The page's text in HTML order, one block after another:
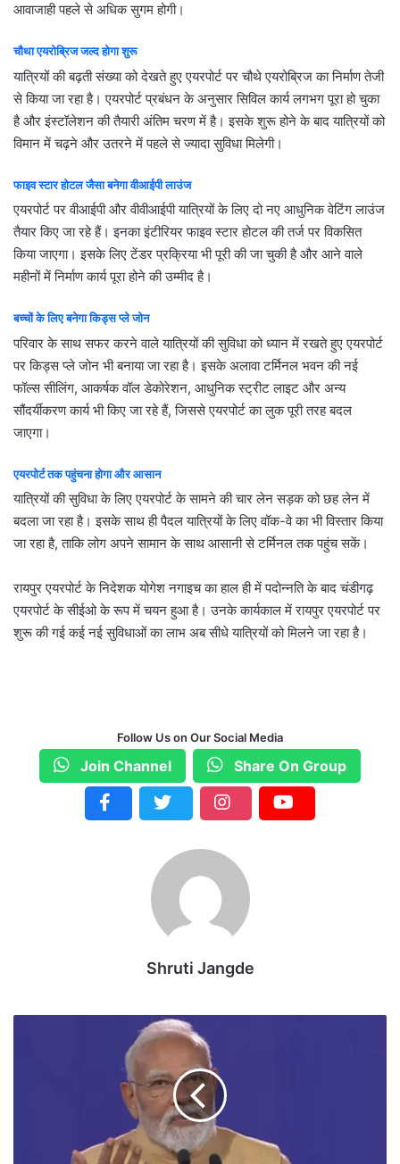
आवाजाही पहले से अधिक सुगम होगी।
चौथाएयरोब्रिजजल्दहोगाशुरू
यात्रियों की बढ़ती संख्या को देखते हुए एयरपोर्ट पर चौथे एयरोब्रिज का निर्माण तेजी
से किया जा रहा है। एयरपोर्ट प्रबंधन के अनुसार सिविल कार्य लगभग पूरा हो चुका
है और इंस्टॉलेशन की तैयारी अंतिम चरण में है। इसके शुरू होने के बाद यात्रियों को
विमान में चढ़ने और उतरने में पहले से ज्यादा सुविधा मिलेगी।
फाइवस्टारहोटलजैसाबनेगावीआईपीलाउंज
एयरपोर्ट पर वीआईपी और वीवीआईपी यात्रियों के लिए दो नए आधुनिक वेटिंग लाउंज
तैयार किए जा रहे हैं। इनका इंटीरियर फाइव स्टार होटल की तर्ज पर विकसित
किया जाएगा। इसके लिए टेंडर प्रक्रिया भी पूरी की जा चुकी है और आने वाले
महीनों में निर्माण कार्य पूरा होने की उम्मीद है।
बच्चोंकेलिएबनेगाकिड्सप्लेजोन
परिवार के साथ सफर करने वाले यात्रियों की सुविधा को ध्यान में रखते हुए एयरपोर्ट
पर किड्स प्ले जोन भी बनाया जा रहा है। इसके अलावा टर्मिनल भवन की नई
फॉल्स सीलिंग, आकर्षक वॉल डेकोरेशन, आधुनिक स्ट्रीट लाइट और अन्य
सौंदर्यीकरण कार्य भी किए जा रहे हैं, जिससे एयरपोर्ट का लुक पूरी तरह बदल
जाएगा।
एयरपोर्टतकपहुंचनाहोगाऔरआसान
यात्रियों की सुविधा के लिए एयरपोर्ट के सामने की चार लेन सड़क को छह लेन में
बदला जा रहा है। इसके साथ ही पैदल यात्रियों के लिए वॉक-वे का भी विस्तार किया
जा रहा है, ताकि लोग अपने सामान के साथ आसानी से टर्मिनल तक पहुंच सकें।
रायपुर एयरपोर्ट के निदेशक योगेश नगाइच का हाल ही में पदोन्नति के बाद चंडीगढ़
एयरपोर्ट के सीईओ के रूप में चयन हुआ है। उनके कार्यकाल में रायपुर एयरपोर्ट पर
शुरू की गई कई नई सुविधाओं का लाभ अब सीधे यात्रियों को मिलने जा रहा है।
Follow Us on Our Social Media
Join Channel Share On Group
Shruti Jangde